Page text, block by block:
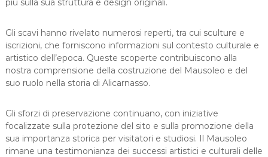
più sulla sua struttura e design originali.
Gli scavi hanno rivelato numerosi reperti, tra cui sculture e
iscrizioni, che forniscono informazioni sul contesto culturale e
artistico dell’epoca. Queste scoperte contribuiscono alla
nostra comprensione della costruzione del Mausoleo e del
suo ruolo nella storia di Alicarnasso.
Gli sforzi di preservazione continuano, con iniziative
focalizzate sulla protezione del sito e sulla promozione della
sua importanza storica per visitatori e studiosi. Il Mausoleo
rimane una testimonianza dei successi artistici e culturali delle